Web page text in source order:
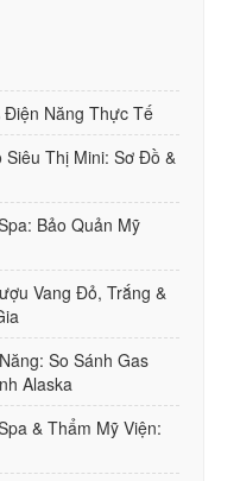
Điện Năng Thực Tế
Thị Mini: Sơ Đồ &
Bảo Quản Mỹ
Vang Đỏ, Trắng &
So Sánh Gas
Alaska
& Thẩm Mỹ Viện: